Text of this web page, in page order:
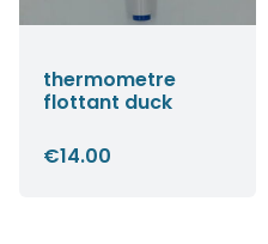
thermometre
flottant duck
€14.00